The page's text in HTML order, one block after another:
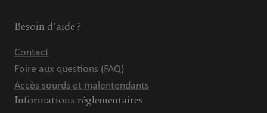
Besoin d'aide ?
Contact
Foire aux questions (FAQ)
Accès sourds et malentendants
Informations réglementaires